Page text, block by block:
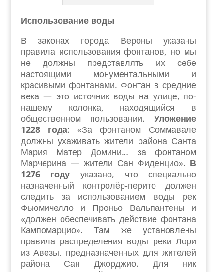
Использование воды
В законах города Вероны указаны
правила использования фонтанов, но мы
не должны представлять их себе
настоящими монументальными и
красивыми фонтанами. Фонтан в средние
века — это источник воды на улице, по-
нашему колонка, находящийся в
общественном пользовании.Уложение
1228 года: «За фонтаном Соммавале
должны ухаживать жители района Санта
Мария Матер Домини… за фонтаном
Марчерина — жители Сан Фиденцио». В
1276 году указано, что специально
назначенный контролёр-перито должен
следить за использованием воды рек
Фьюмичелло и Проньо Вальпантены и
«должен обеспечивать действие фонтана
Кампомарцио». Там же установлены
правила распределения воды реки Лори
из Авезы, предназначенных для жителей
района Сан Джорджио. Для ник